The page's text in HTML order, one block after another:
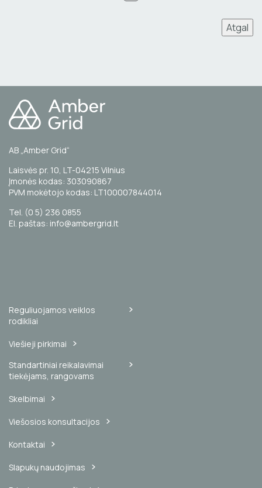
Atgal
AB „Amber Grid“
Laisvės pr. 10, LT-04215 Vilnius
Įmonės kodas: 303090867
PVM mokėtojo kodas: LT100007844014
Tel. (0 5) 236 0855
El. paštas: info@ambergrid.lt
Reguliuojamos veiklos
rodikliai
Viešieji pirkimai
Standartiniai reikalavimai
tiekėjams, rangovams
Skelbimai
Viešosios konsultacijos
Kontaktai
Slapukų naudojimas